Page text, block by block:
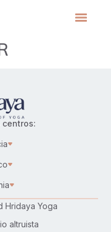
Hridaya Yoga
altruista